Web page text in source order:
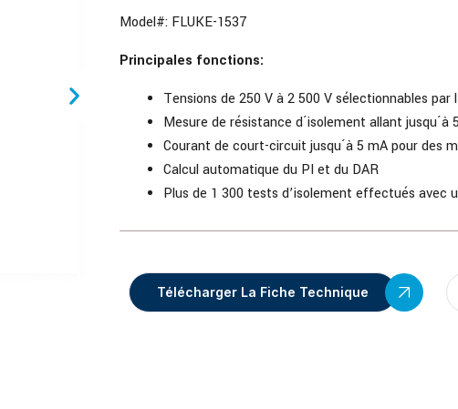
Model#: FLUKE-1537
Principales fonctions:
Tensions de 250 V à 2 500 V sélectionnables par
Mesure de résistance d´isolement allant jusqu´à
Courant de court-circuit jusqu´à 5 mA pour des
Calcul automatique du PI et du DAR
Plus de 1 300 tests d’isolement effectués avec
Télécharger La Fiche Technique